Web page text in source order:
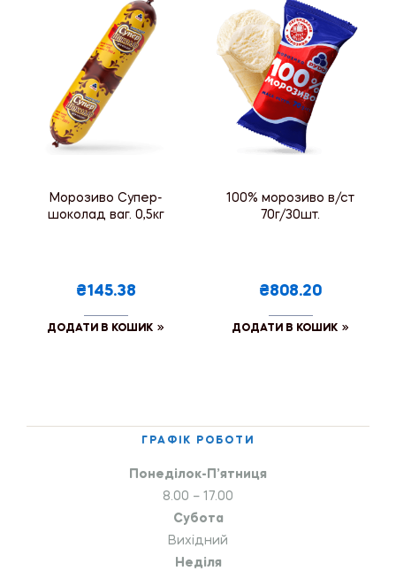
Морозиво Супер-
шоколад ваг. 0,5кг
₴145.38
ДОДАТИ В КОШИК
100% морозиво в/ст
70г/30шт.
₴808.20
ДОДАТИ В КОШИК
ГРАФІК РОБОТИ
Понеділок-П’ятниця
8.00 – 17.00
Субота
Вихідний
Неділя